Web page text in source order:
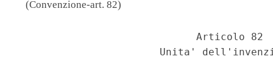
(Convenzione-art. 82)
                             Articolo 82
Unita'